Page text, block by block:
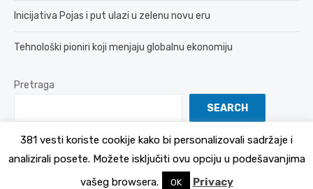
Inicijativa Pojas i put ulazi u zelenu novu eru
Tehnološki pioniri koji menjaju globalnu ekonomiju
Pretraga
SEARCH
Politika Privatnosti
381 vesti koriste cookije kako bi personalizovali sadržaje i
analizirali posete. Možete isključiti ovu opciju u podešavanjima
vašeg browsera.
OK Privacy